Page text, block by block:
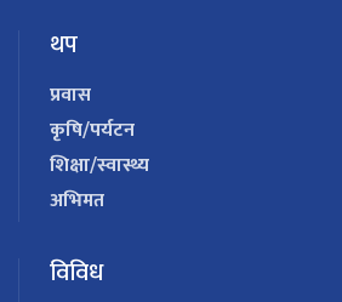
थप
प्रवास
कृषि/पर्यटन
शिक्षा/स्वास्थ्य
अभिमत
विविध